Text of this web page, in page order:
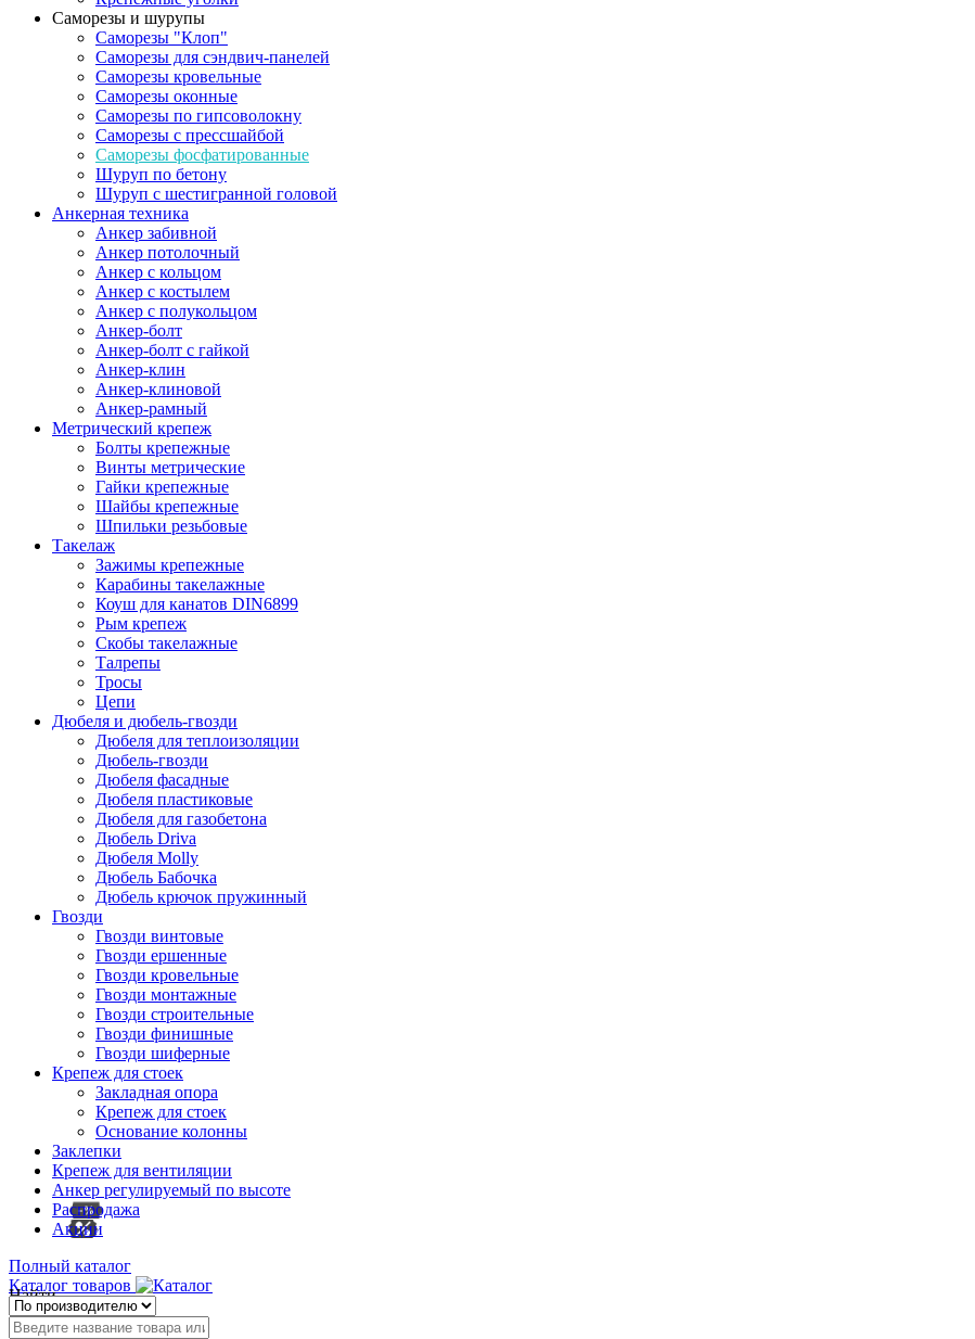
Саморезы и шурупы
Саморезы "Клоп"
Саморезы для сэндвич-панелей
Саморезы кровельные
Саморезы оконные
Саморезы по гипсоволокну
Саморезы с прессшайбой
Саморезы фосфатированные
Шуруп по бетону
Шуруп с шестигранной головой
Анкерная техника
Анкер забивной
Анкер потолочный
Анкер с кольцом
Анкер с костылем
Анкер с полукольцом
Анкер-болт
Анкер-болт с гайкой
Анкер-клин
Анкер-клиновой
Анкер-рамный
Метрический крепеж
Болты крепежные
Винты метрические
Гайки крепежные
Шайбы крепежные
Шпильки резьбовые
Такелаж
Зажимы крепежные
Карабины такелажные
Коуш для канатов DIN6899
Рым крепеж
Скобы такелажные
Талрепы
Тросы
Цепи
Дюбеля и дюбель-гвозди
Дюбеля для теплоизоляции
Дюбель-гвозди
Дюбеля фасадные
Дюбеля пластиковые
Дюбеля для газобетона
Дюбель Driva
Дюбеля Molly
Дюбель Бабочка
Дюбель крючок пружинный
Гвозди
Гвозди винтовые
Гвозди ершенные
Гвозди кровельные
Гвозди монтажные
Гвозди строительные
Гвозди финишные
Гвозди шиферные
Крепеж для стоек
Закладная опора
Крепеж для стоек
Основание колонны
Заклепки
Крепеж для вентиляции
Анкер регулируемый по высоте
Распродажа
Акции
Полный каталог
Каталог товаров
Найти